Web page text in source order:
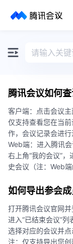
腾讯会议如何
客户端：点击会议主
仅支持查看您在当
作，会议记录会进行
Web端：进入腾讯
右上角“我的会议”
史会议（注：Web
如何导出参会成
打开腾讯会议官网
进入“已结束会议”列
选择对应的会议并点
注：仅支持导出您